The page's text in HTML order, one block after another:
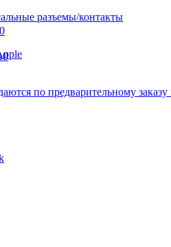
0
0
по предварительному заказу
разъемы/контакты